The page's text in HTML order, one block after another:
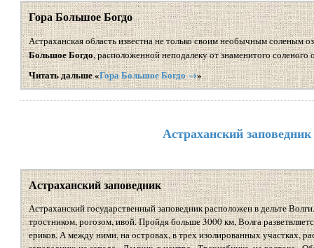
Гора Большое Богдо
Астраханская область известна не только своим необычным соленым
Большое Богдо, расположенной неподалеку от знаменитого соленого
Читать дальше «Гора Большое Богдо →»
Астраханский заповедник
Астраханский заповедник
Астраханский государственный заповедник расположен в дельте
тростником, рогозом, ивой. Пройдя больше 3000 км, Волга
ериков. А между ними, на островах, в трех изолированных участках,